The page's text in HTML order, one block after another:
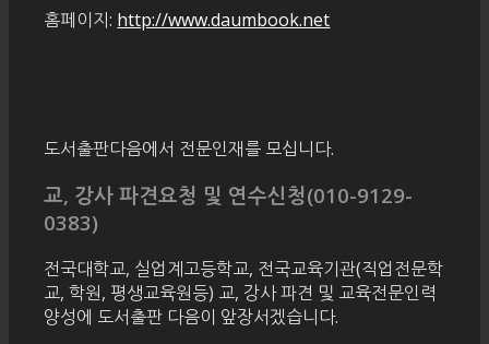
홈페이지: http://www.daumbook.net
도서출판다음에서 전문인재를 모십니다.
교, 강사 파견요청 및 연수신청(010-9129-
0383)
전국대학교, 실업계고등학교, 전국교육기관(직업전문학
교, 학원, 평생교육원등) 교, 강사 파견 및 교육전문인력
양성에 도서출판 다음이 앞장서겠습니다.